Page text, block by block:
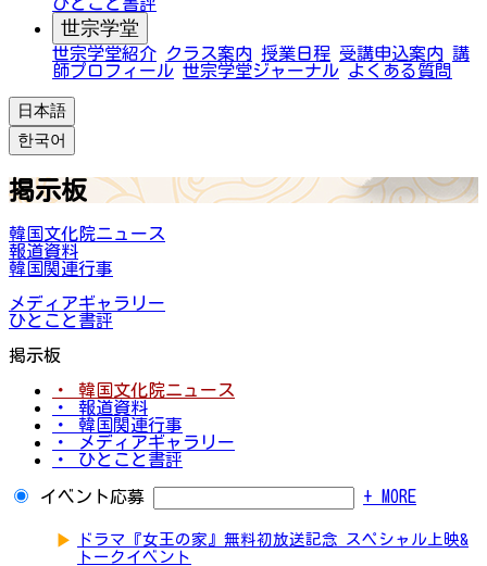
世宗学堂
世宗学堂紹介 クラス案内 授業日程 受講申込案内 講
師プロフィール 世宗学堂ジャーナル よくある質問
日本語
한국어
掲示板
韓国文化院ニュース
報道資料
韓国関連行事
メディアギャラリー
ひとこと書評
掲示板
・ 韓国文化院ニュース
・ 報道資料
・ 韓国関連行事
・ メディアギャラリー
・ ひとこと書評
イベント応募 + MORE
▶
ドラマ『女王の家』無料初放送記念 スペシャル上映&
トークイベント